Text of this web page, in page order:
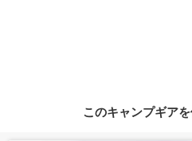
このキャンプギア